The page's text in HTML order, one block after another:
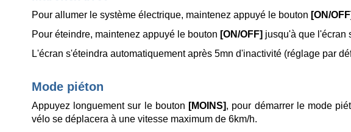
Pour allumer le système électrique, maintenez appuyé le bouton [ON/
Pour éteindre, maintenez appuyé le bouton [ON/OFF] jusqu'à que l'écran
L'écran s'éteindra automatiquement après 5mn d'inactivité (réglage par
Mode piéton
Appuyez longuement sur le bouton [MOINS], pour démarrer le mode
vélo se déplacera à une vitesse maximum de 6km/h.